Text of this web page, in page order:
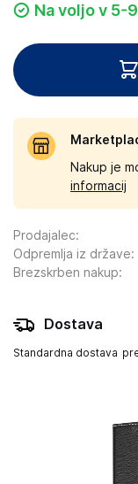
Na voljo v 5-
Nakup je
informacij
Prodajalec:
Odpremlja iz države:
Brezskrben nakup:
Dostava
Standardna dostava